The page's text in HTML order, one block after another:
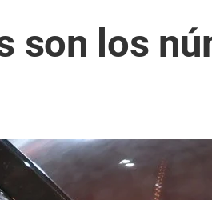
son los